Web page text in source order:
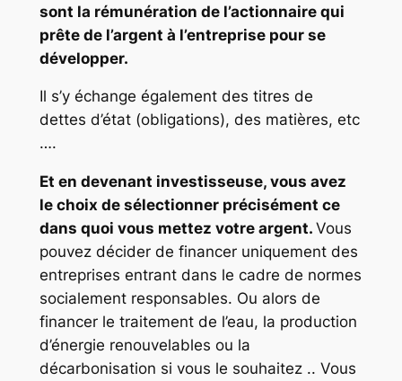
sont la rémunération de l’actionnaire qui
prête de l’argent à l’entreprise pour se
développer.
Il s’y échange également des titres de
dettes d’état (obligations), des matières, etc
….
Et en devenant investisseuse, vous avez
le choix de sélectionner précisément ce
dans quoi vous mettez votre argent. Vous
pouvez décider de financer uniquement des
entreprises entrant dans le cadre de normes
socialement responsables. Ou alors de
financer le traitement de l’eau, la production
d’énergie renouvelables ou la
décarbonisation si vous le souhaitez .. Vous